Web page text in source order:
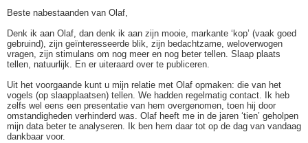
Beste nabestaanden van Olaf,
Denk ik aan Olaf, dan denk ik aan zijn mooie, markante ‘kop’ (vaak goed
gebruind), zijn geïnteresseerde blik, zijn bedachtzame, weloverwogen
vragen, zijn stimulans om nog meer en nog beter tellen. Slaap plaats
tellen, natuurlijk. En er uiteraard over te publiceren.
Uit het voorgaande kunt u mijn relatie met Olaf opmaken: die van het
vogels (op slaapplaatsen) tellen. We hadden regelmatig contact. Ik heb
zelfs wel eens een presentatie van hem overgenomen, toen hij door
omstandigheden verhinderd was. Olaf heeft me in de jaren ‘tien’ geholpen
mijn data beter te analyseren. Ik ben hem daar tot op de dag van vandaag
dankbaar voor.